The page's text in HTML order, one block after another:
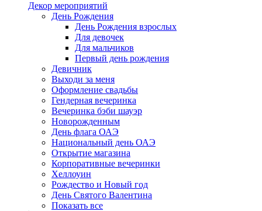
Декор мероприятий
День Рождения
День Рождения взрослых
Для девочек
Для мальчиков
Первый день рождения
Девичник
Выходи за меня
Оформление свадьбы
Гендерная вечеринка
Вечеринка бэби шауэр
Новорожденным
День флага ОАЭ
Национальный день ОАЭ
Открытие магазина
Корпоративные вечеринки
Хеллоуин
Рождество и Новый год
День Святого Валентина
Показать все